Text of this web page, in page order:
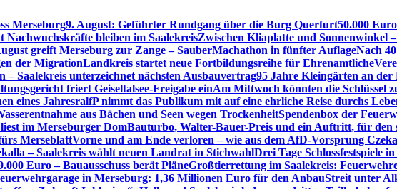
Merseburg9. August: Geführter Rundgang über die Burg Querfurt50.000
bleiben im SaalekreisZwischen Kliaplatte und Sonnenwinkel
greift Merseburg zur Zange – SauberMachathon in fünfter AuflageNach
der MigrationLandkreis startet neue Fortbildungsreihe für Ehrenamtliche
– Saalekreis unterzeichnet nächsten Ausbauvertrag95 Jahre Kleingärten an
friert Geiseltalsee-Freigabe einAm Mittwoch könnten die Schlüssel
eines JahresralfP nimmt das Publikum mit auf eine ehrliche Reise durchs
aus Bächen und Seen wegen TrockenheitSpendenbox der
im Merseburger DomBauturbo, Walter-Bauer-Preis und ein Auftritt, für den
MerseblattVorne und am Ende verloren – wie aus dem AfD-Vorsprung
– Saalekreis wählt neuen Landrat in StichwahlDrei Tage Schlossfestspiele
Euro – Bauausschuss berät PläneGroßtierrettung im Saalekreis:
in Merseburg: 1,36 Millionen Euro für den AnbauStreit unter